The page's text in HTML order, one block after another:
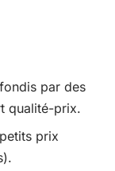
par des
qualité-prix.
prix